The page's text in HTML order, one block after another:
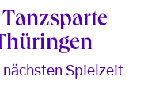
Spielzeit